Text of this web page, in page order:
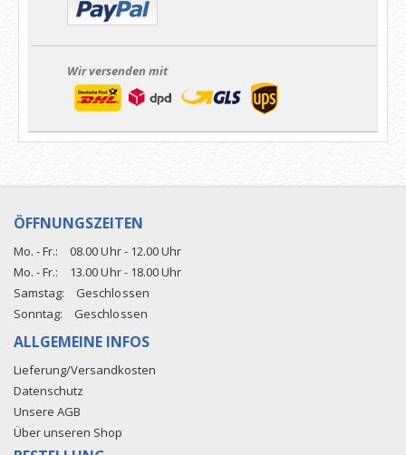
Wir versenden mit
ÖFFNUNGSZEITEN
Mo. - Fr.:
08.00 Uhr - 12.00 Uhr
Mo. - Fr.:
13.00 Uhr - 18.00 Uhr
Samstag:
Geschlossen
Sonntag:
Geschlossen
ALLGEMEINE INFOS
Lieferung/Versandkosten
Datenschutz
Unsere AGB
Über unseren Shop